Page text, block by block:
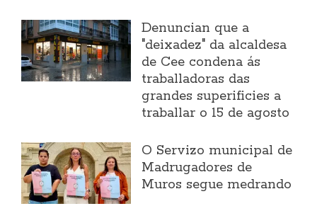
Denuncian que a
"deixadez" da alcaldesa
de Cee condena ás
traballadoras das
grandes superificies a
traballar o 15 de agosto
O Servizo municipal de
Madrugadores de
Muros segue medrando